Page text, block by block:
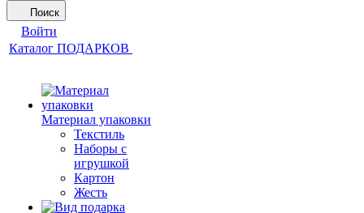
Поиск
Войти
Каталог ПОДАРКОВ
Материал упаковки
Текстиль
Наборы с
игрушкой
Картон
Жесть